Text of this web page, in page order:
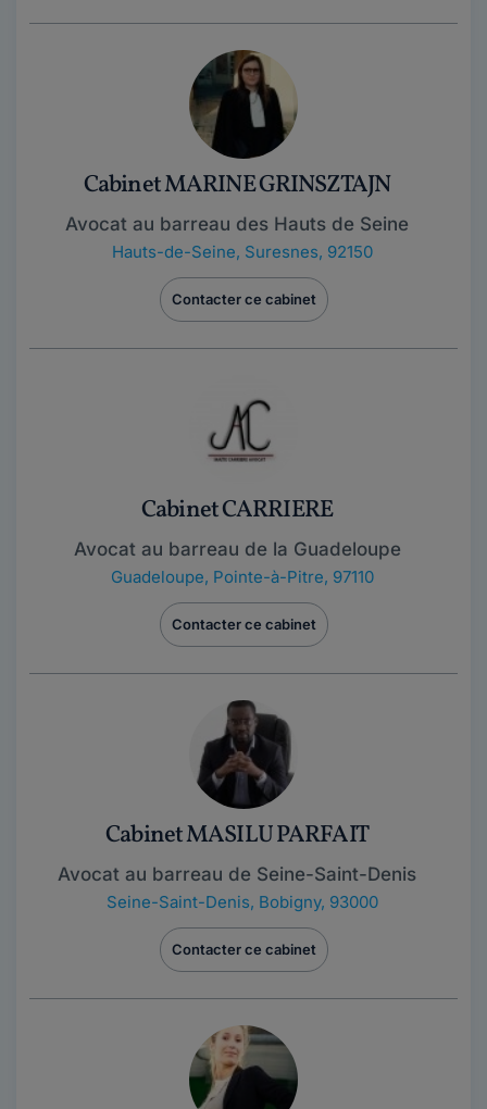
Cabinet MARINE GRINSZTAJN
Avocat au barreau des Hauts de Seine
Hauts-de-Seine, Suresnes, 92150
Contacter ce cabinet
Cabinet CARRIERE
Avocat au barreau de la Guadeloupe
Guadeloupe, Pointe-à-Pitre, 97110
Contacter ce cabinet
Cabinet MASILU PARFAIT
Avocat au barreau de Seine-Saint-Denis
Seine-Saint-Denis, Bobigny, 93000
Contacter ce cabinet